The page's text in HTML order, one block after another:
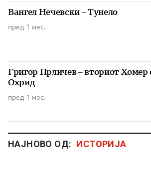
Вангел Нечевски – Тунело
пред 1 мес.
Григор Прличев – вториот Хомер
Охрид
пред 1 мес.
НАЈНОВО ОД: ИСТОРИЈА